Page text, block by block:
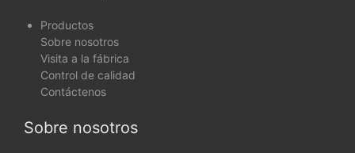
Productos
Sobre nosotros
Visita a la fábrica
Control de calidad
Contáctenos
Sobre nosotros